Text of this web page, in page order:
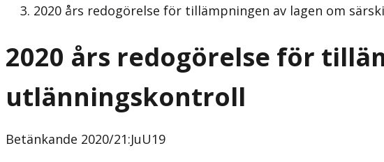
2020 års redogörelse för tillämpningen av lagen om
2020 års redogörelse för
utlänningskontroll
Betänkande 2020/21:JuU19